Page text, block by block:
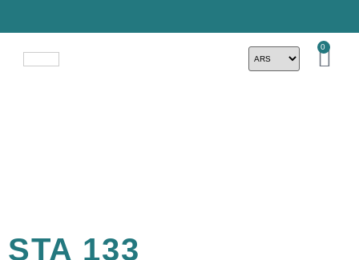
0
STA 133